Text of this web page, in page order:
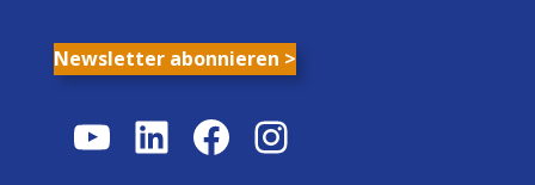
Newsletter abonnieren >
YouTube
LinkedIn
Facebook
Instagram